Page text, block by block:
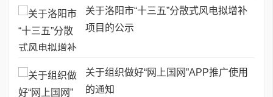
关于洛阳市“十三五”分散式风电拟增补
项目的公示
关于组织做好“网上国网”APP推广使用
的通知